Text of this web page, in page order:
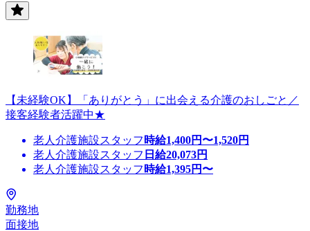
【未経験OK】「ありがとう」に出会える介護のおしごと／
接客経験者活躍中★
老人介護施設スタッフ 時給1,400円〜1,520円
老人介護施設スタッフ 日給20,073円
老人介護施設スタッフ 時給1,395円〜
勤務地
面接地